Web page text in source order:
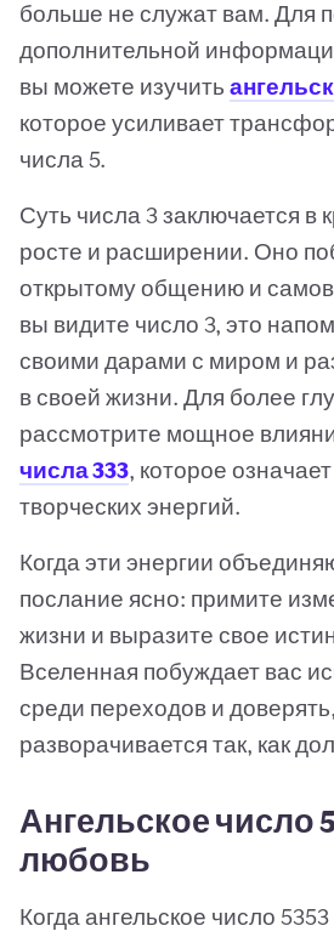
больше не служат вам. Для
дополнительной
вы можете изучить
которое усиливает
числа 5.
Суть числа 3 заключается в
росте и расширении. Оно
открытому общению и
вы видите число 3, это
своими дарами с миром и
в своей жизни. Для более
рассмотрите мощное
числа 333, которое
творческих энергий.
Когда эти энергии
послание ясно: примите
жизни и выразите свое
Вселенная побуждает вас
среди переходов и
разворачивается так, как
Ангельское число
любовь
Когда ангельское число